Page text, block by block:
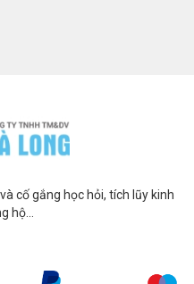
cố gắng học hỏi, tích lũy kinh
hộ...